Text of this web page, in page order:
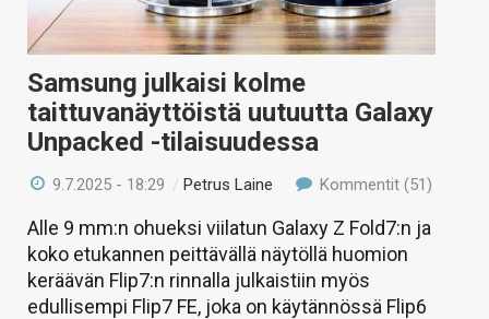
Samsung julkaisi kolme
taittuvanäyttöistä uutuutta Galaxy
Unpacked -tilaisuudessa
9.7.2025 - 18:29 /Petrus Laine Kommentit (51)
Alle 9 mm:n ohueksi viilatun Galaxy Z Fold7:n ja
koko etukannen peittävällä näytöllä huomion
keräävän Flip7:n rinnalla julkaistiin myös
edullisempi Flip7 FE, joka on käytännössä Flip6